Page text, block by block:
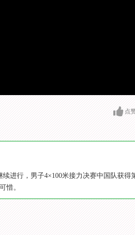
点
进行，男子4×100米接力决赛中国队获得
惜。